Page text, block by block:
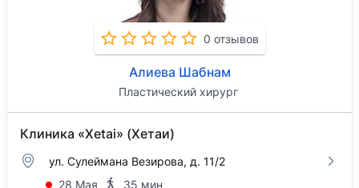
0 отзывов
Алиева Шабнам
Пластический хирург
Клиника «Xetai» (Хетаи)
ул. Сулеймана Везирова, д. 11/2
28 Мая
35 мин